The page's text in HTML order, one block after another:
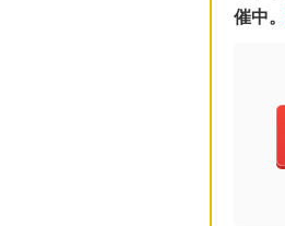
催中。